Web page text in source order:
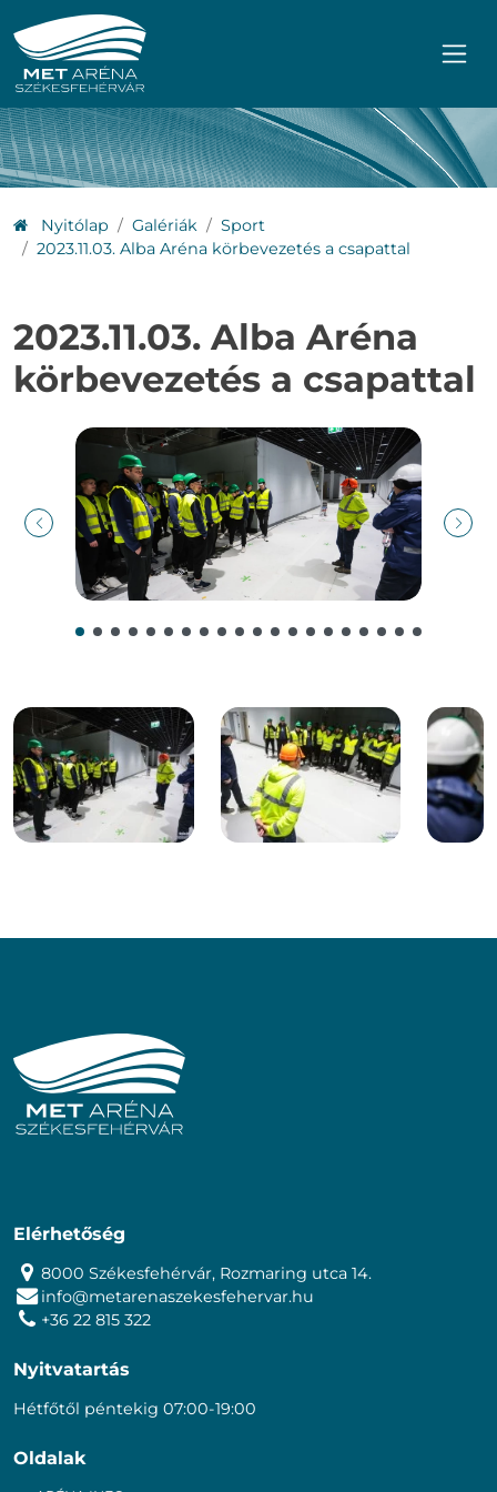
Ugrás a főmenühöz
Ugrás a tartalomhoz
Nyitólap Galériák
Sport
2023.11.03. Alba Aréna körbevezetés a csapattal
2023.11.03. Alba Aréna
körbevezetés a csapattal
Elérhetőség
8000 Székesfehérvár, Rozmaring utca 14.
info@metarenaszekesfehervar.hu
+36 22 815 322
Nyitvatartás
Hétfőtől péntekig 07:00-19:00
Oldalak